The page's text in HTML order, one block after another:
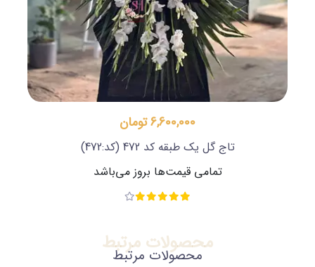
6,600,000 تومان
تاج گل یک طبقه کد 472
(کد:472)
تمامی قیمت‌ها بروز می‌باشد
محصولات مرتبط
محصولات مرتبط